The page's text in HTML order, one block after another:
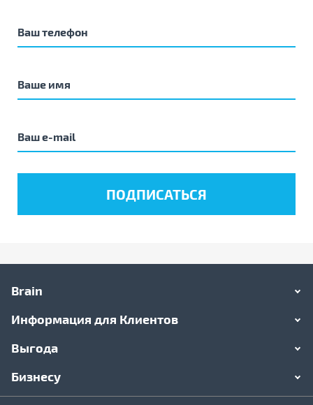
Brain
Информация для Клиентов
Выгода
Бизнесу